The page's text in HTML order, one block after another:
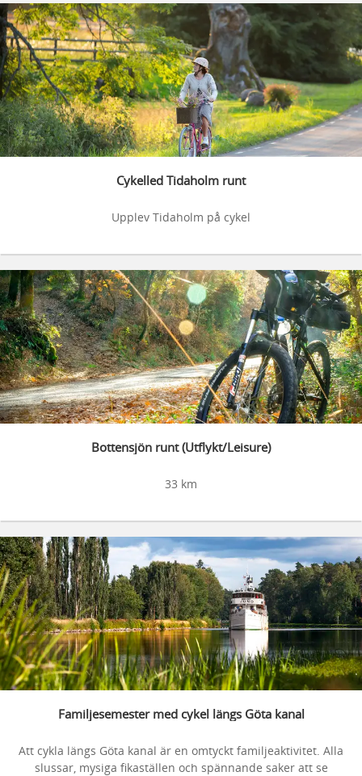
Cykelled Tidaholm runt
Upplev Tidaholm på cykel
Bottensjön runt (Utflykt/Leisure)
33 km
Familjesemester med cykel längs Göta kanal
Att cykla längs Göta kanal är en omtyckt familjeaktivitet. Alla
slussar, mysiga fikaställen och spännande saker att se